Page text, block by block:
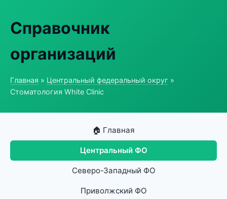
Справочник
организаций
Главная » Центральный федеральный округ »
Стоматология White Clinic
🏠 Главная
Центральный ФО
Северо-Западный ФО
Приволжский ФО